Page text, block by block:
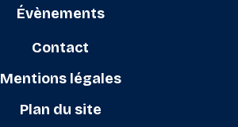
Évènements
Contact
Mentions légales
Plan du site